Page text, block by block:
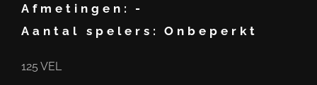
Afmetingen:
-
Aantal spelers:
Onbeperkt
125 VEL